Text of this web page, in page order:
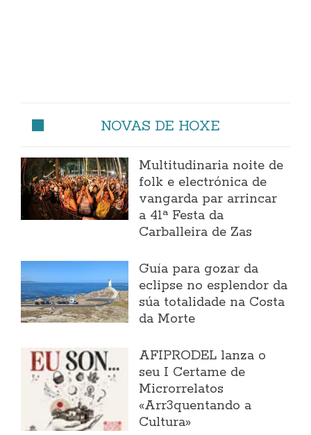
NOVAS DE HOXE
Multitudinaria noite de
folk e electrónica de
vangarda par arrincar
a 41ª Festa da
Carballeira de Zas
Guía para gozar da
eclipse no esplendor da
súa totalidade na Costa
da Morte
AFIPRODEL lanza o
seu I Certame de
Microrrelatos
«Arr3quentando a
Cultura»